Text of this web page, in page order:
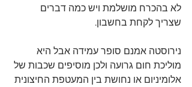
לא בהכרח מושלמת ויש כמה דברים
שצריך לקחת בחשבון.
נירוסטה אמנם סופר עמידה אבל היא
מוליכת חום גרועה ולכן מוסיפים שכבות של
אלומיניום או נחושת בין המעטפת החיצונית